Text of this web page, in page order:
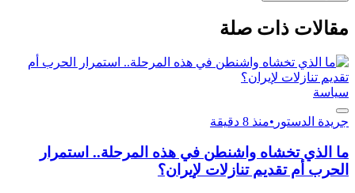
مقالات ذات صلة
سياسة
جريدة الدستور •منذ 8 دقيقة
ما الذي تخشاه واشنطن في هذه المرحلة.. استمرار
الحرب أم تقديم تنازلات لإيران؟